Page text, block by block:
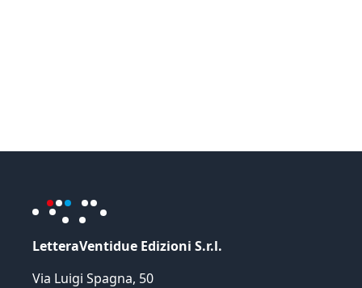
LetteraVentidue Edizioni S.r.l.
Via Luigi Spagna, 50